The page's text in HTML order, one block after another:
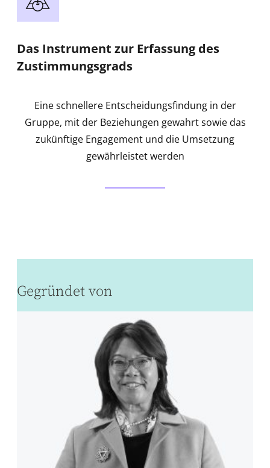
Das Instrument zur Erfassung des
Zustimmungsgrads
Eine schnellere Entscheidungsfindung in der
Gruppe, mit der Beziehungen gewahrt sowie das
zukünftige Engagement und die Umsetzung
gewährleistet werden
Gegründet von